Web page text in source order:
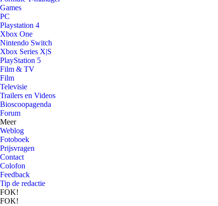
Games
PC
Playstation 4
Xbox One
Nintendo Switch
Xbox Series X|S
PlayStation 5
Film & TV
Film
Televisie
Trailers en Videos
Bioscoopagenda
Forum
Meer
Weblog
Fotoboek
Prijsvragen
Contact
Colofon
Feedback
Tip de redactie
FOK!
FOK!